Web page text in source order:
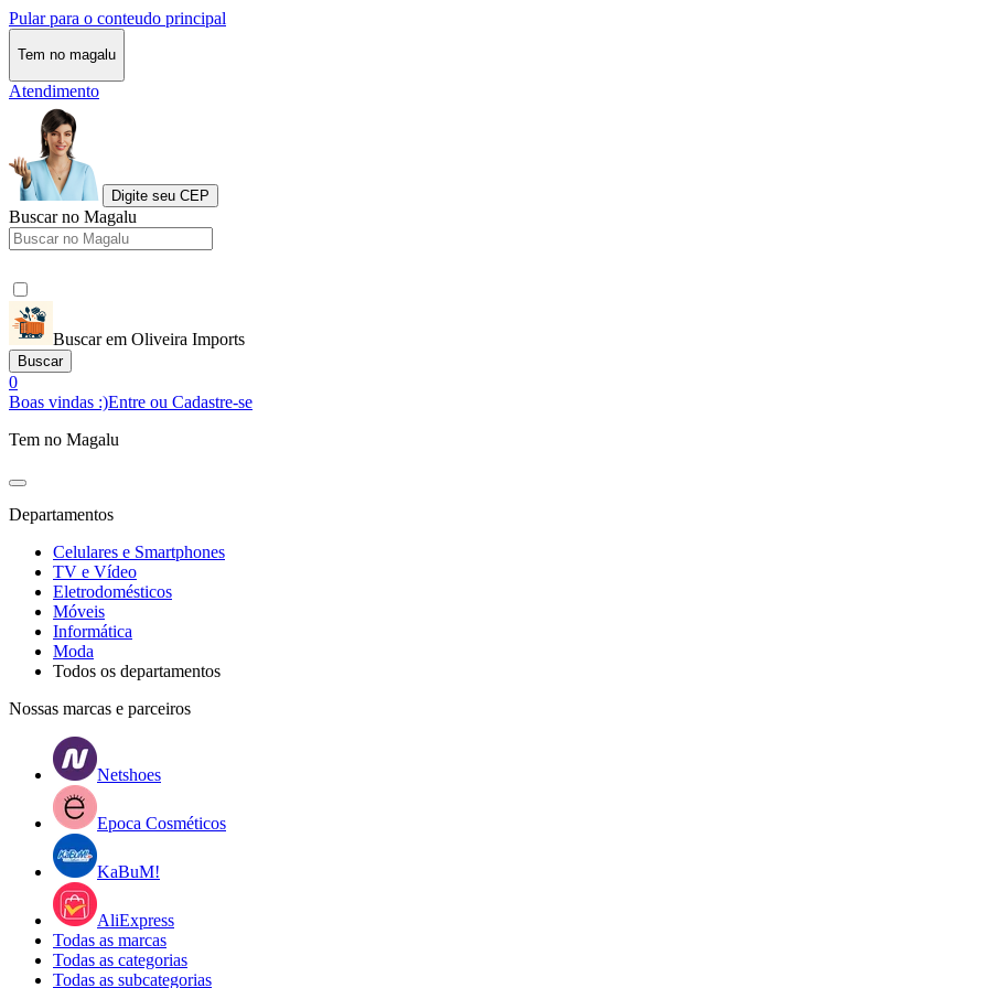
Pular para o conteudo principal
Tem no magalu
Atendimento
Digite seu CEP
Buscar no Magalu
Buscar em Oliveira Imports
Buscar
0
Boas vindas :)Entre ou Cadastre-se
Tem no Magalu
Departamentos
Celulares e Smartphones
TV e Vídeo
Eletrodomésticos
Móveis
Informática
Moda
Todos os departamentos
Nossas marcas e parceiros
Netshoes
Epoca Cosméticos
KaBuM!
AliExpress
Todas as marcas
Todas as categorias
Todas as subcategorias